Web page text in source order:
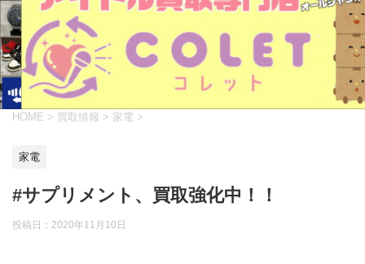
HOME > 買取情報 > 家電 >
家電
#サプリメント、買取強化中！！
投稿日： 2020年11月10日